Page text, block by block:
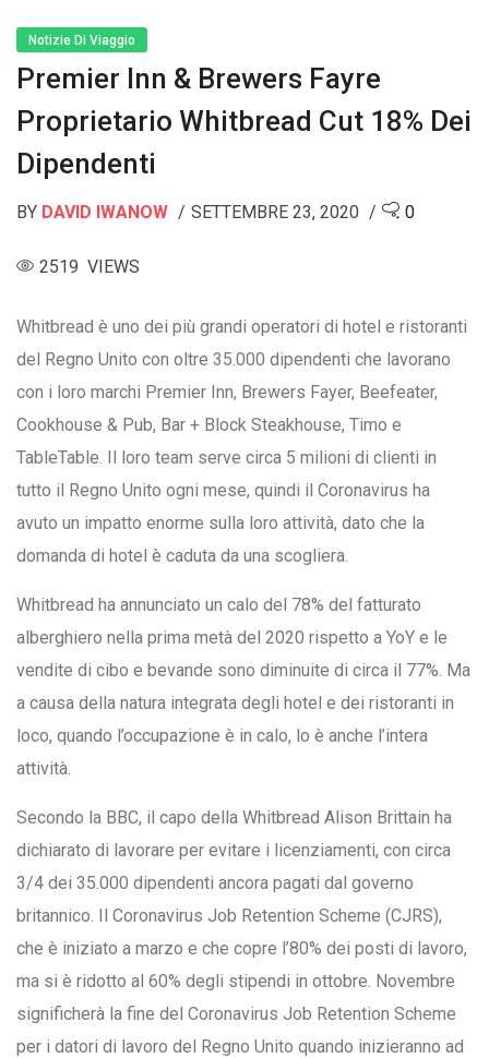
Notizie Di Viaggio
Premier Inn & Brewers Fayre
Proprietario Whitbread Cut 18% Dei
Dipendenti
BY DAVID IWANOW SETTEMBRE 23, 2020 0
2519 VIEWS
Whitbread è uno dei più grandi operatori di hotel e ristoranti
del Regno Unito con oltre 35.000 dipendenti che lavorano
con i loro marchi Premier Inn, Brewers Fayer, Beefeater,
Cookhouse & Pub, Bar + Block Steakhouse, Timo e
TableTable. Il loro team serve circa 5 milioni di clienti in
tutto il Regno Unito ogni mese, quindi il Coronavirus ha
avuto un impatto enorme sulla loro attività, dato che la
domanda di hotel è caduta da una scogliera.
Whitbread ha annunciato un calo del 78% del fatturato
alberghiero nella prima metà del 2020 rispetto a YoY e le
vendite di cibo e bevande sono diminuite di circa il 77%. Ma
a causa della natura integrata degli hotel e dei ristoranti in
loco, quando l’occupazione è in calo, lo è anche l’intera
attività.
Secondo la BBC, il capo della Whitbread Alison Brittain ha
dichiarato di lavorare per evitare i licenziamenti, con circa
3/4 dei 35.000 dipendenti ancora pagati dal governo
britannico. Il Coronavirus Job Retention Scheme (CJRS),
che è iniziato a marzo e che copre l’80% dei posti di lavoro,
ma si è ridotto al 60% degli stipendi in ottobre. Novembre
significherà la fine del Coronavirus Job Retention Scheme
per i datori di lavoro del Regno Unito quando inizieranno ad